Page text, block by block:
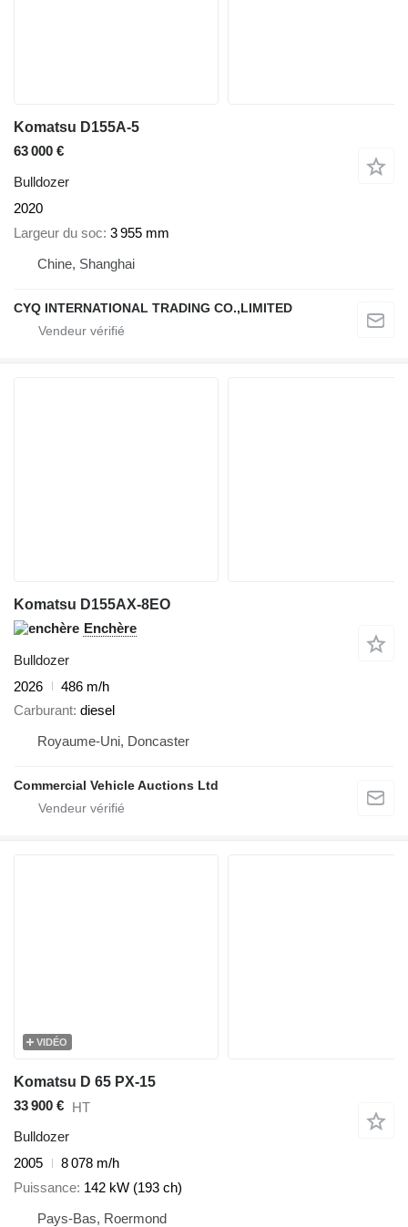
Komatsu D155A-5
63 000 €
Bulldozer
2020
Largeur du soc 3 955 mm
Chine, Shanghai
CYQ INTERNATIONAL TRADING CO.,LIMITED
Komatsu D155AX-8EO
Enchère
Bulldozer
2026
486 m/h
Carburant diesel
Royaume-Uni, Doncaster
Commercial Vehicle Auctions Ltd
VIDÉO
Komatsu D 65 PX-15
33 900 € HT
Bulldozer
2005
8 078 m/h
Puissance 142 kW (193 ch)
Pays-Bas, Roermond